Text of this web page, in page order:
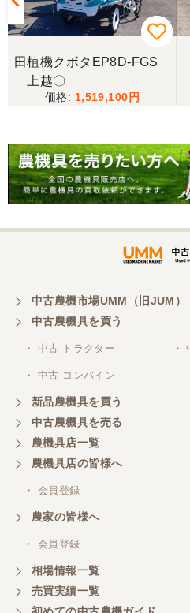
三重県／miraisann
写真と現物が違いすぎる
三重県／谷本勝美
こちらの、対応も、よく
三重県／谷本勝美
こちらの、対応、も、
対応も、よくしてくれ
三重県／山本
対応ありがとうございま
三重県／山本
共立シュレッターを受け
く、エンジンも調子がよ
ざいました。
三重県／
嫌な顔をせずに一生懸命
感謝しています。ここで
もよろしくお願いしたい
田植機クボタEP8D-FGS
上越〇
1,519,100
中古農機市場UMM（旧JUM）
中古農機具を買う
・ 中古 トラクター ・
・ 中古 コンバイン
新品農機具を買う
中古農機具を売る
農機具店一覧
農機具店の皆様へ
・ 会員登録
農家の皆様へ
・ 会員登録
相場情報一覧
売買実績一覧